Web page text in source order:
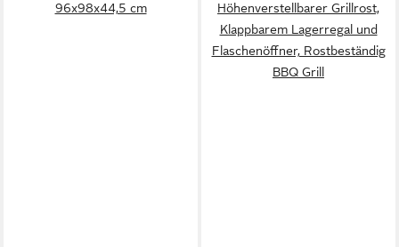
96x98x44,5 cm
Höhenverstellbarer Grillrost,
Klappbarem Lagerregal und
Flaschenöffner, Rostbeständig
BBQ Grill